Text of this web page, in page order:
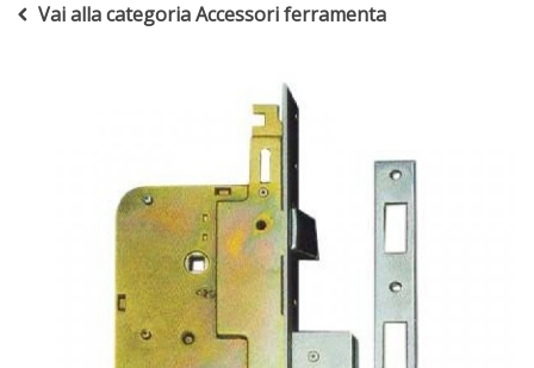
Vai alla categoria Accessori ferramenta